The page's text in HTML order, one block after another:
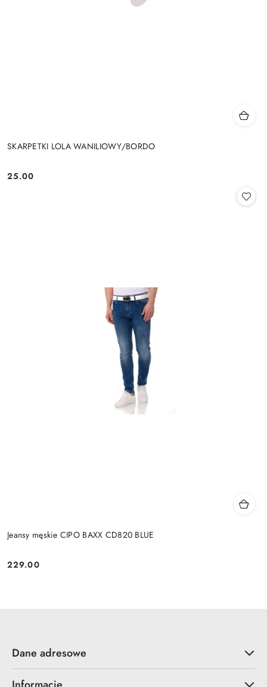
SKARPETKI LOLA WANILIOWY/BORDO
Cena:
25.00
Jeansy męskie CIPO BAXX CD820 BLUE
Cena:
229.00
Dane adresowe